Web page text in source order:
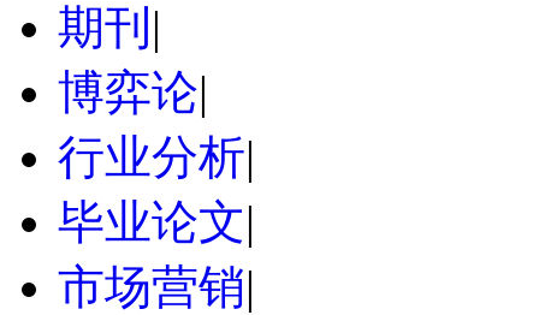
期刊 |
博弈论|
行业分析|
毕业论文|
市场营销|